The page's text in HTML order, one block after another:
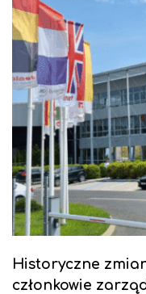
Historyczne
członkowie